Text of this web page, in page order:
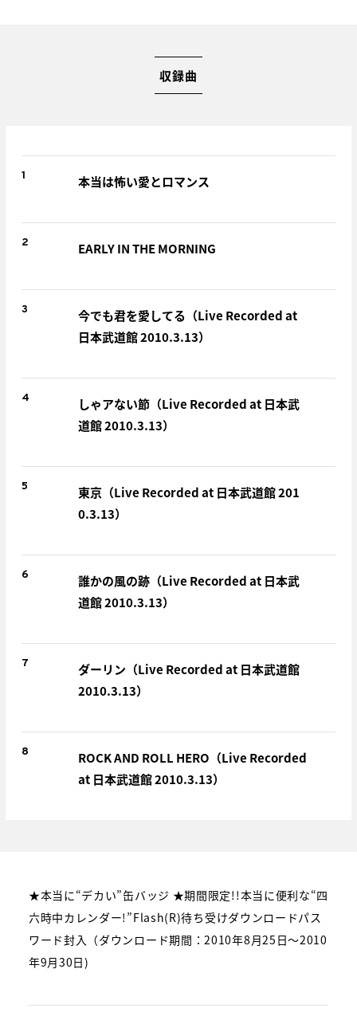
収録曲
1 本当は怖い愛とロマンス
2 EARLY IN THE MORNING
3
今でも君を愛してる（Live Recorded at
日本武道館 2010.3.13）
4
しゃアない節（Live Recorded at 日本武
道館 2010.3.13）
5
東京（Live Recorded at 日本武道館 201
0.3.13）
6
誰かの風の跡（Live Recorded at 日本武
道館 2010.3.13）
7
ダーリン（Live Recorded at 日本武道館
2010.3.13）
8
ROCK AND ROLL HERO（Live Recorded
at 日本武道館 2010.3.13）
★本当に“デカい”缶バッジ ★期間限定!!本当に便利な“四
六時中カレンダー!”Flash(R)待ち受けダウンロードパス
ワード封入（ダウンロード期間：2010年8月25日～2010
年9月30日)